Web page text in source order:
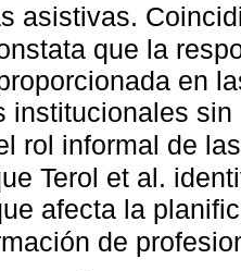
asistivas.
que la
en
institucionales
rol informal de
Terol et al.
afecta la
de